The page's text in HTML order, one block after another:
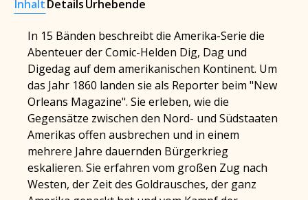
InhaltDetailsUrhebende
In 15 Bänden beschreibt die Amerika-Serie die
Abenteuer der Comic-Helden Dig, Dag und
Digedag auf dem amerikanischen Kontinent. Um
das Jahr 1860 landen sie als Reporter beim "New
Orleans Magazine". Sie erleben, wie die
Gegensätze zwischen den Nord- und Südstaaten
Amerikas offen ausbrechen und in einem
mehrere Jahre dauernden Bürgerkrieg
eskalieren. Sie erfahren vom großen Zug nach
Westen, der Zeit des Goldrausches, der ganz